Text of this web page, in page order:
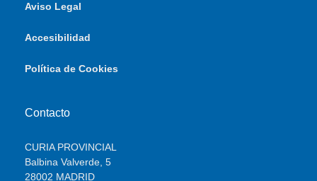
Aviso Legal
Accesibilidad
Política de Cookies
Contacto
CURIA PROVINCIAL
Balbina Valverde, 5
28002 MADRID